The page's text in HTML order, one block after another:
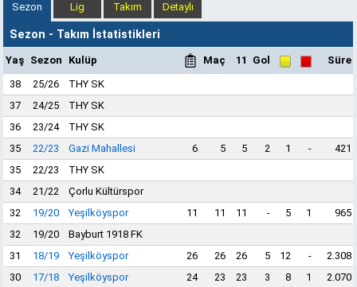
Sezon Lig Takım Detaylı
Sezon - Takım İstatistikleri
Yaş Sezon Kulüp Maç 11 Gol
Süre
38
25/26
THY SK
37
24/25
THY SK
36
23/24
THY SK
35
22/23 Gazi Mahallesi 6 5 5 2 1 -
421
35
22/23
THY SK
34
21/22
Çorlu Kültürspor
32
19/20 Yeşilköyspor 11 11 11 - 5 1
965
32
19/20
Bayburt 1918 FK
31
18/19 Yeşilköyspor 26 26 26 5 12 -
2.308
30
17/18 Yeşilköyspor 24 23 23 3 8 1
2.070